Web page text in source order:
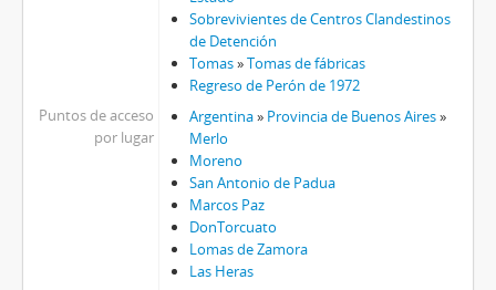
Sobrevivientes de Centros Clandestinos
de Detención
Tomas»Tomas de fábricas
Regreso de Perón de 1972
Puntos de acceso
por lugar
Argentina» Provincia de Buenos Aires»
Merlo
Moreno
San Antonio de Padua
Marcos Paz
DonTorcuato
Lomas de Zamora
Las Heras